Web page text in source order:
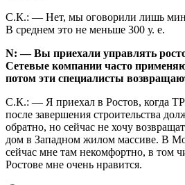
С.К.: — Нет, мы оговорили лишь
В среднем это не меньше 300 у. е.
N: — Вы приехали управлять
Сетевые компании часто
потом эти специалисты
С.К.: — Я приехал в Ростов, когда
после завершения строительства
обратно, но сейчас не хочу
дом в Западном жилом массиве. В
сейчас мне там некомфортно, в том
Ростове мне очень нравится.